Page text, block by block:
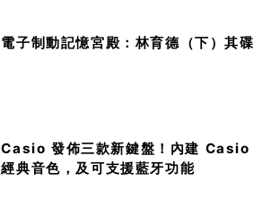
電子制動記憶宮殿：林育德（下）其碟
Casio 發佈三款新鍵盤！內建 Casio
經典音色，及可支援藍牙功能